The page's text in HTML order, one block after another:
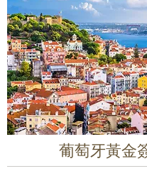
葡萄牙黃金